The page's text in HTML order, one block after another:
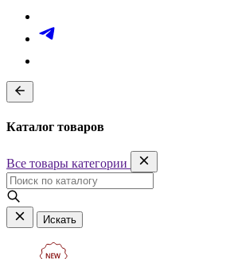
Каталог товаров
Все товары категории
Искать